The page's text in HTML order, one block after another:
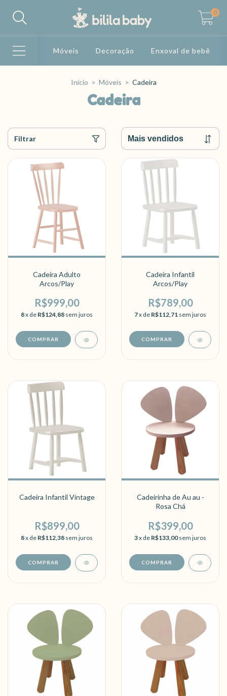
0
Móveis Decoração Enxoval de bebê
Início > Móveis > Cadeira
Cadeira
Filtrar
Cadeira Adulto
Arcos/Play
R$999,00
8x de R$124,88 sem juros
COMPRAR
Cadeira Infantil
Arcos/Play
R$789,00
7x de R$112,71 sem juros
COMPRAR
Cadeira Infantil Vintage
R$899,00
8x de R$112,38 sem juros
COMPRAR
Cadeirinha de Au au -
Rosa Chá
R$399,00
3x de R$133,00 sem juros